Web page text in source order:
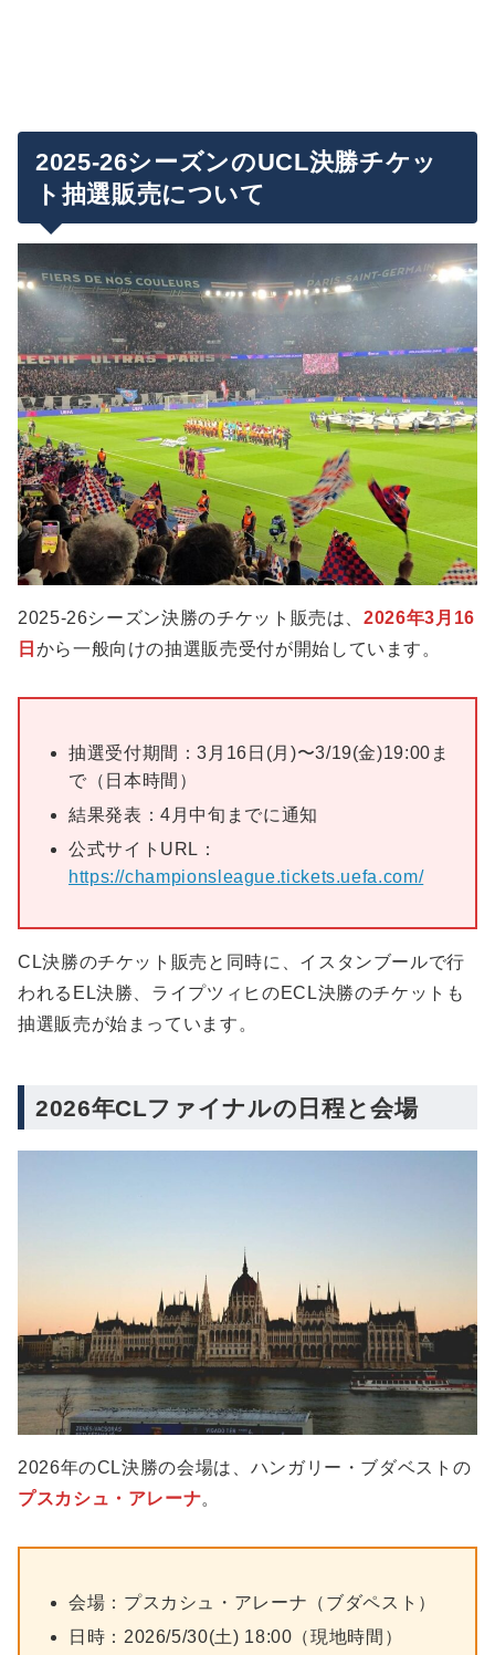
2025-26シーズンのUCL決勝チケッ
ト抽選販売について
2025-26シーズン決勝のチケット販売は、2026年3月16
日 から一般向けの抽選販売受付が開始しています。
抽選受付期間：3月16日(月)〜3/19(金)19:00ま
で（日本時間）
結果発表：4月中旬までに通知
公式サイトURL：
https://championsleague.tickets.uefa.com/
CL決勝のチケット販売と同時に、イスタンブールで行
われるEL決勝、ライプツィヒのECL決勝のチケットも
抽選販売が始まっています。
2026年CLファイナルの日程と会場
2026年のCL決勝の会場は、ハンガリー・ブダベストの
プスカシュ・アレーナ。
会場：プスカシュ・アレーナ（ブダペスト）
日時：2026/5/30(土) 18:00（現地時間）